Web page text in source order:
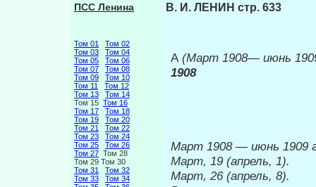
ПСС Ленина
Том 01
Том 02
Том 03
Том 04
Том 05
Том 06
Том 07
Том 08
Том 09
Том 10
Том 11
Том 12
Том 13
Том 14
Том 15 Том 16
Том 17
Том 18
Том 19
Том 20
Том 21
Том 22
Том 23
Том 24
Том 25
Том 26
Том 27 Том 28
Том 29 Том 30
Том 31
Том 32
Том 33
Том 34
В. И. ЛЕНИН стр. 633
А (Март 1908— июнь
1908
Март 1908 — июнь 1909
Март, 19 (апрель, 1).
Март, 26 (апрель, 8).